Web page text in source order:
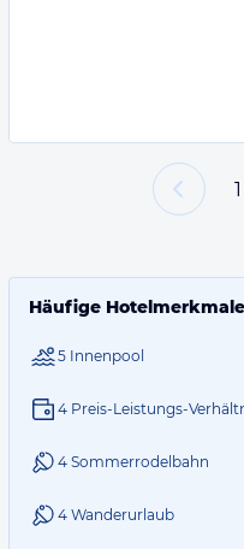
1
Häufige
5 Innenpool
4 Preis-Leistungs-
4 Sommerrodelbahn
4 Wanderurlaub